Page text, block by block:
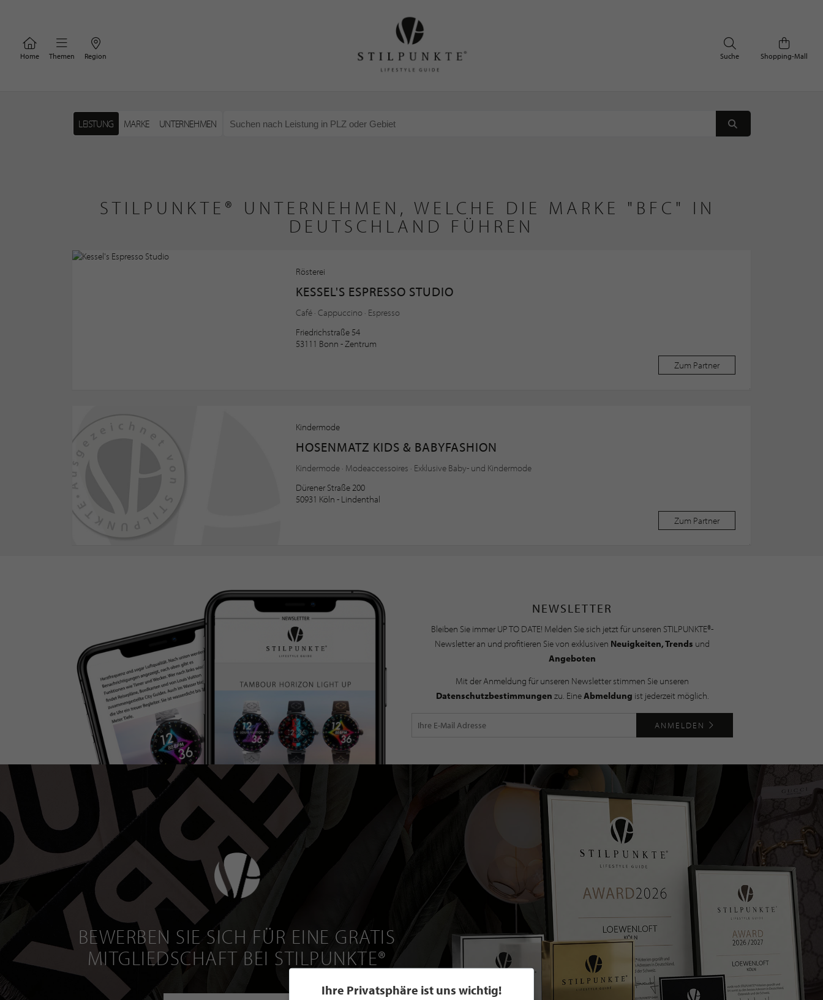
Home Themen Region Shopping-Mall
Suche
LEISTUNG MARKE UNTERNEHMEN
STILPUNKTE® UNTERNEHMEN, WELCHE DIE MARKE "BFC" IN
DEUTSCHLAND FÜHREN
Rösterei
KESSEL'S ESPRESSO STUDIO
Café · Cappuccino · Espresso
Friedrichstraße 54
53111 Bonn - Zentrum
Zum Partner
Kindermode
HOSENMATZ KIDS & BABYFASHION
Kindermode · Modeaccessoires · Exklusive Baby- und Kindermode
Dürener Straße 200
50931 Köln - Lindenthal
Zum Partner
NEWSLETTER
Bleiben Sie immer UP TO DATE! Melden Sie sich jetzt für unseren STILPUNKTE®-
Newsletter an und profitieren Sie von exklusiven Neuigkeiten, Trends und
Angeboten
Mit der Anmeldung für unseren Newsletter stimmen Sie unseren
Datenschutzbestimmungen zu. EineAbmeldung ist jederzeit möglich.
ANMELDEN
BEWERBEN SIE SICH FÜR EINE GRATIS
MITGLIEDSCHAFT BEI STILPUNKTE®
Ihre Privatsphäre ist uns wichtig!